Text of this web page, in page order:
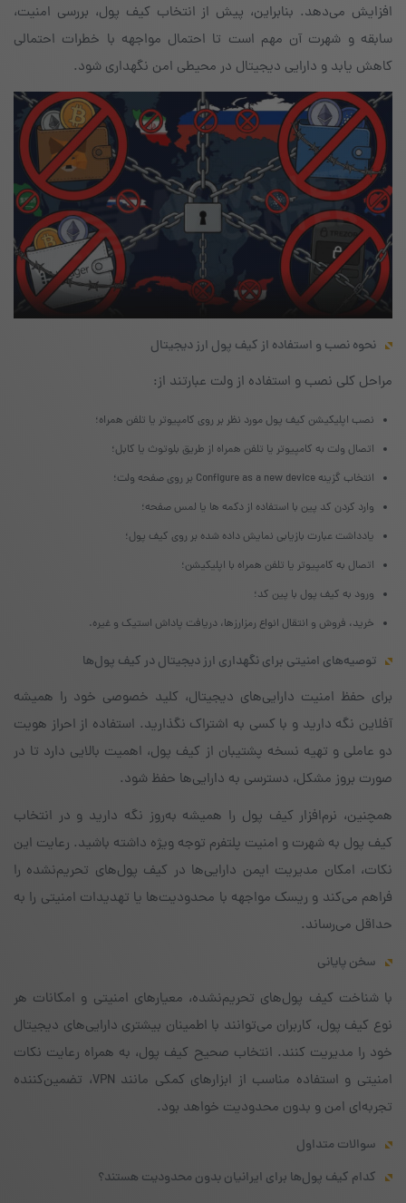
افزایش می‌دهد. بنابراین، پیش از انتخاب کیف پول، بررسی امنیت،
سابقه و شهرت آن مهم است تا احتمال مواجهه با خطرات احتمالی
کاهش یابد و دارایی دیجیتال در محیطی امن نگهداری شود.
نحوه نصب و استفاده از کیف پول ارز دیجیتال
مراحل کلی نصب و استفاده از ولت عبارتند از:
نصب اپلیکیشن کیف پول مورد نظر بر روی کامپیوتر یا تلفن همراه؛
اتصال ولت به کامپیوتر یا تلفن همراه از طریق بلوتوث یا کابل؛
انتخاب گزینه Configure as a new device بر روی صفحه ولت؛
وارد کردن کد پین با استفاده از دکمه ها یا لمس صفحه؛
یادداشت عبارت بازیابی نمایش داده شده بر روی کیف پول؛
اتصال به کامپیوتر یا تلفن همراه با اپلیکیشن؛
ورود به کیف پول با پین کد؛
خرید، فروش و انتقال انواع رمز‌ارزها، دریافت پاداش استیک و غیره.
توصیه‌های امنیتی برای نگهداری ارز دیجیتال در کیف پول‌ها
برای حفظ امنیت دارایی‌های دیجیتال، کلید خصوصی خود را همیشه
آفلاین نگه دارید و با کسی به اشتراک نگذارید. استفاده از احراز هویت
دو عاملی و تهیه نسخه پشتیبان از کیف پول، اهمیت بالایی دارد تا در
صورت بروز مشکل، دسترسی به دارایی‌ها حفظ شود.
همچنین، نرم‌افزار کیف پول را همیشه به‌روز نگه دارید و در انتخاب
کیف پول به شهرت و امنیت پلتفرم توجه ویژه داشته باشید. رعایت این
نکات، امکان مدیریت ایمن دارایی‌ها در کیف پول‌های تحریم‌نشده را
فراهم می‌کند و ریسک مواجهه با محدودیت‌ها یا تهدیدات امنیتی را به
حداقل می‌رساند.
سخن پایانی
با شناخت کیف پول‌های تحریم‌نشده، معیارهای امنیتی و امکانات هر
نوع کیف پول، کاربران می‌توانند با اطمینان بیشتری دارایی‌های دیجیتال
خود را مدیریت کنند. انتخاب صحیح کیف پول، به همراه رعایت نکات
امنیتی و استفاده مناسب از ابزارهای کمکی مانند VPN، تضمین‌کننده
تجربه‌ای امن و بدون محدودیت خواهد بود.
سوالات متداول
کدام کیف پول‌ها برای ایرانیان بدون محدودیت هستند؟